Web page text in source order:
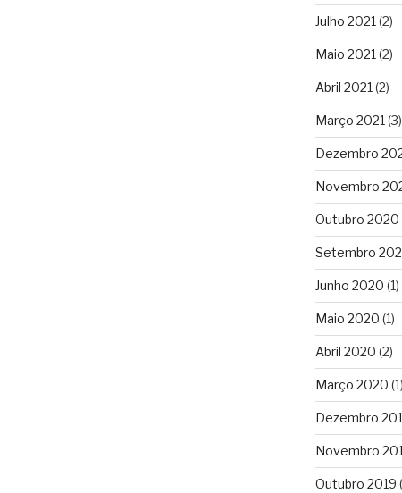
Julho 2021 (2)
Maio 2021 (2)
Abril 2021 (2)
Março 2021 (3)
Dezembro
Novembro
Outubro 2020
Setembro
Junho 2020 (1)
Maio 2020 (1)
Abril 2020 (2)
Março 2020 (1)
Dezembro
Novembro
Outubro 2019